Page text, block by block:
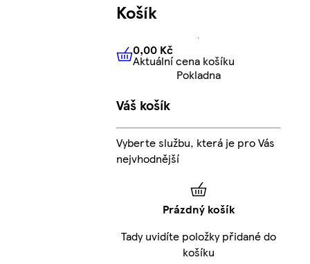
Košík
0,00 KčAktuální cena košíku
0,00 Kč
Aktuální cena košíku
Pokladna
Váš košík
Vyberte službu, která je pro Vás
nejvhodnější
Prázdný košík
Tady uvidíte položky přidané do
košíku